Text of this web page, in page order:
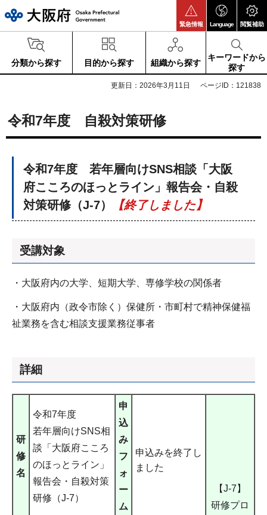
緊急情報 Language 閲覧補助
分類から探す 目的から探す 組織から探す
キーワードから
探す
更新日：2026年3月11日 ページID：121838
令和7年度 自殺対策研修
令和7年度 若年層向けSNS相談「大阪
府こころのほっとライン」報告会・自殺
対策研修（J-7）
【終了しました】
受講対象
・大阪府内の大学、短期大学、専修学校の関係者
・大阪府内（政令市除く）保健所・市町村で精神保健福
祉業務を含む相談支援業務従事者
詳細
研
修
名
令和7年度
若年層向けSNS相
談「大阪府こころ
のほっとライン」
報告会・自殺対策
研修（J-7）
申
込
み
フ
ォ
ー
ム
申込みを終了し
ました
【J-7】
研修プロ